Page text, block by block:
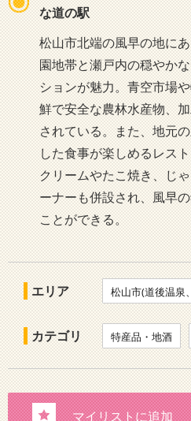
な道の駅
松山市北端の風早の地に
園地帯と瀬戸内の穏やか
ションが魅力。青空市場
鮮で安全な農林水産物、
されている。また、地元
した食事が楽しめるレス
クリームやたこ焼き、じ
ーナーも併設され、風早
ことができる。
エリア 松山市(道後温泉
カテゴリ 特産品・地酒